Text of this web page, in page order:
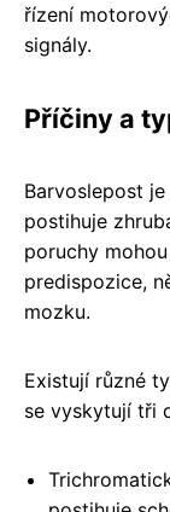
řízení
signály.
Příčiny a
Barvoslepost
postihuje
poruchy
predispozice,
mozku.
Existují různé
se vyskytují tři